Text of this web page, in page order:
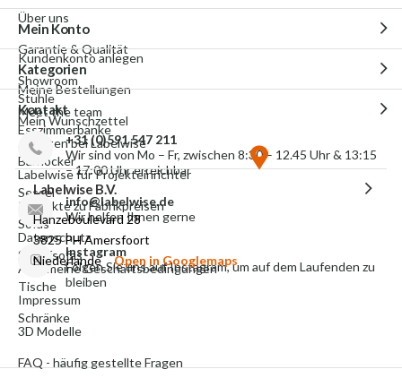
Über uns
Garantie & Qualität
Showroom
Meet the team
Arbeiten bei Labelwise
Labelwise für Projekteinrichter
Produkte zu Fabrikpreisen
Datenschutz
Allgemeine Geschäftsbedingungen
Impressum
3D Modelle
FAQ - häufig gestellte Fragen
Mein Konto
Kundenkonto anlegen
Meine Bestellungen
Mein Wunschzettel
Kategorien
Stühle
Esszimmerbänke
Barhocker
Sessel
Sofas
Schlafsofas
Tische
Schränke
Kontakt
+31 (0)591 547 211
Wir sind von Mo – Fr, zwischen 8:30 – 12.45 Uhr & 13:15
– 17:00 Uhr erreichbar
info@labelwise.de
Wir helfen Ihnen gerne
Instagram
Folgen Sie uns auf Instagram, um auf dem Laufenden zu
bleiben
Labelwise B.V.
Hanzeboulevard 28
3825 PH Amersfoort
Niederlande
Open in Googlemaps